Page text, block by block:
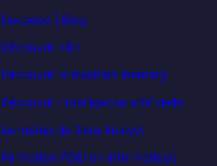
Decoded | Blog
Découvrir n8n
Découvrir le machine learning
Découvrir l’intelligence artificielle
Le métier de Data Analyst
Formation POEI en informatique